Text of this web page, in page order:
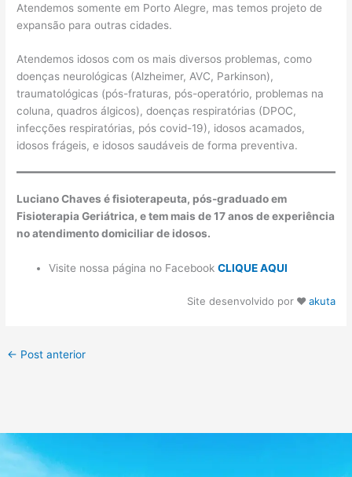
Atendemos somente em Porto Alegre, mas temos projeto de
expansão para outras cidades.
Atendemos idosos com os mais diversos problemas, como
doenças neurológicas (Alzheimer, AVC, Parkinson),
traumatológicas (pós-fraturas, pós-operatório, problemas na
coluna, quadros álgicos), doenças respiratórias (DPOC,
infecções respiratórias, pós covid-19), idosos acamados,
idosos frágeis, e idosos saudáveis de forma preventiva.
Luciano Chaves é fisioterapeuta, pós-graduado em
Fisioterapia Geriátrica, e tem mais de 17 anos de experiência
no atendimento domiciliar de idosos.
Visite nossa página no FacebookCLIQUE AQUI
Site desenvolvido por♥akuta
← Post anterior